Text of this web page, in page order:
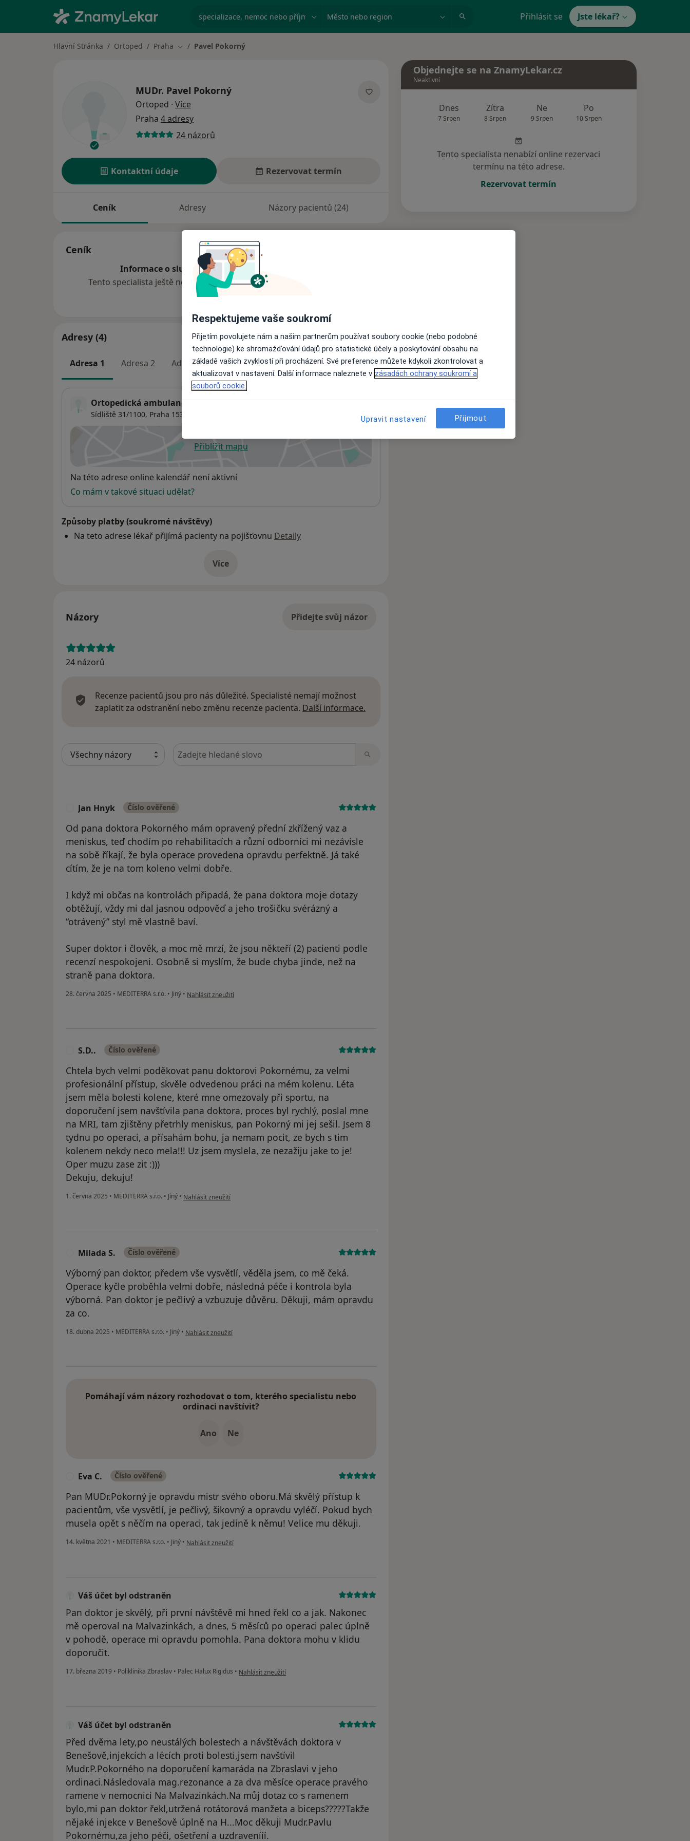
specializace, nemoc nebo příjmení Město nebo region Přihlásit se Jste lékař?
Hlavní Stránka Ortoped Praha Změna města
Pavel Pokorný
MUDr. Pavel Pokorný
Ortoped · Více
Praha 4 adresy
24 názorů
Kontaktní údaje Rezervovat termín
Ceník Adresy Názory pacientů (24)
Ceník
Informace o službách a cenách nejsou k dispozici
Tento specialista ještě nepřidával žádné informace o svých službách.
Adresy (4)
Adresa 1 Adresa 2 Adresa 3 Adresa 4
Ortopedická ambulance
Sídliště 31/1100, Praha 15300
Přiblížit mapuse otevře v nové záložce
Dostupnost
Na této adrese online kalendář není aktivní
Co mám v takové situaci udělat?
Způsoby platby (soukromé návštěvy)
Na teto adrese lékař přijímá pacienty na pojišťovnu Detaily
Víceo adrese
Názory Přidejte svůj názor
24 názorů
Recenze pacientů jsou pro nás důležité. Specialisté nemají možnost
zaplatit za odstranění nebo změnu recenze pacienta. Další informace.
Hledejte v názorech
Jan Hnyk Číslo ověřené
Od pana doktora Pokorného mám opravený přední zkřížený vaz a
meniskus, teď chodím po rehabilitacích a různí odborníci mi nezávisle
na sobě říkají, že byla operace provedena opravdu perfektně. Já také
cítím, že je na tom koleno velmi dobře.
I když mi občas na kontrolách připadá, že pana doktora moje dotazy
obtěžují, vždy mi dal jasnou odpověď a jeho trošičku svérázný a
“otrávený” styl mě vlastně baví.
Super doktor i člověk, a moc mě mrzí, že jsou někteří (2) pacienti podle
recenzí nespokojeni. Osobně si myslím, že bude chyba jinde, než na
straně pana doktora.
28. června 2025 • MEDITERRA s.r.o. • Jiný • podle názoru uživatele Jan Hnyk
Nahlásit zneužití
S.D.. Číslo ověřené
Chtela bych velmi poděkovat panu doktorovi Pokornému, za velmi
profesionální přístup, skvěle odvedenou práci na mém kolenu. Léta
jsem měla bolesti kolene, které mne omezovaly při sportu, na
doporučení jsem navštívila pana doktora, proces byl rychlý, poslal mne
na MRI, tam zjištěny přetrhly meniskus, pan Pokorný mi jej sešil. Jsem 8
tydnu po operaci, a přísahám bohu, ja nemam pocit, ze bych s tim
kolenem nekdy neco mela!!! Uz jsem myslela, ze nezažiju jake to je!
Oper muzu zase zit :)))
Dekuju, dekuju!
1. června 2025 • MEDITERRA s.r.o. • Jiný • podle názoru uživatele S.D..
Nahlásit zneužití
Milada S. Číslo ověřené
Výborný pan doktor, předem vše vysvětlí, věděla jsem, co mě čeká.
Operace kyčle proběhla velmi dobře, následná péče i kontrola byla
výborná. Pan doktor je pečlivý a vzbuzuje důvěru. Děkuji, mám opravdu
za co.
18. dubna 2025 • MEDITERRA s.r.o. • Jiný • podle názoru uživatele Milada S.
Nahlásit zneužití
Pomáhají vám názory rozhodovat o tom, kterého specialistu nebo
ordinaci navštívit?
Ano Ne
Eva C. Číslo ověřené
Pan MUDr.Pokorný je opravdu mistr svého oboru.Má skvělý přístup k
pacientům, vše vysvětlí, je pečlivý, šikovný a opravdu vyléčí. Pokud bych
musela opět s něčím na operaci, tak jedině k němu! Velice mu děkuji.
14. května 2021 • MEDITERRA s.r.o. • Jiný • podle názoru uživatele Eva C.
Nahlásit zneužití
Váš účet byl odstraněn
Pan doktor je skvělý, při první návštěvě mi hned řekl co a jak. Nakonec
mě operoval na Malvazinkách, a dnes, 5 měsíců po operaci palec úplně
v pohodě, operace mi opravdu pomohla. Pana doktora mohu v klidu
doporučit.
17. března 2019 • Poliklinika Zbraslav • Palec Halux Rigidus • podle názoru uživatele Váš účet byl odstraněn
Nahlásit zneužití
Váš účet byl odstraněn
Před dvěma lety,po neustálých bolestech a návštěvách doktora v
Benešově,injekcích a lécích proti bolesti,jsem navštívil
Mudr.P.Pokorného na doporučení kamaráda na Zbraslavi v jeho
ordinaci.Následovala mag.rezonance a za dva měsíce operace pravého
ramene v nemocnici Na Malvazinkách.Na můj dotaz co s ramenem
bylo,mi pan doktor řekl,utržená rotátorová manžeta a biceps?????Takže
nějaké injekce v Benešově úplně na H...Moc děkuji Mudr.Pavlu
Pokornému,za jeho péči, ošetření a uzdravenííí.
Objednejte se na ZnamyLekar.cz
Neaktivní
Dnes
7 Srpen
Zítra
8 Srpen
Ne
9 Srpen
Po
10 Srpen
Tento specialista nenabízí online rezervaci
termínu na této adrese.
Rezervovat termín
Respektujeme vaše soukromí
Přijetím povolujete nám a našim partnerům používat soubory cookie (nebo podobné
technologie) ke shromažďování údajů pro statistické účely a poskytování obsahu na
základě vašich zvyklostí při procházení. Své preference můžete kdykoli zkontrolovat a
aktualizovat v nastavení. Další informace naleznete v zásadách ochrany soukromí a
souborů cookie.
Upravit nastavení Přijmout